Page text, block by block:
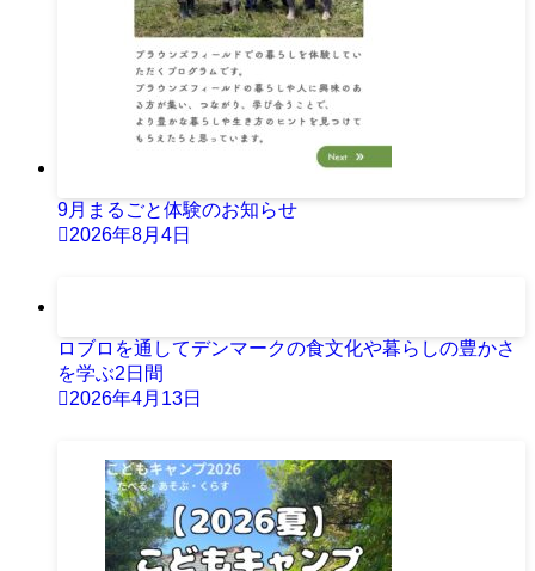
9月まるごと体験のお知らせ
2026年8月4日
ロブロを通してデンマークの食文化や暮らしの豊かさ
を学ぶ2日間
2026年4月13日